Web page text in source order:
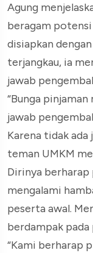
Agung
beragam potensi
disiapkan
terjangkau, ia
jawab
“Bunga
jawab
Karena tidak
teman UMKM
Dirinya
mengalami
peserta awal.
berdampak
“Kami berharap